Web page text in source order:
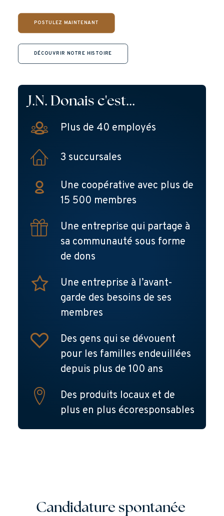
POSTULEZ MAINTENANT
DÉCOUVRIR NOTRE HISTOIRE
J.N. Donais c'est...
Plus de 40 employés
3 succursales
Une coopérative avec plus de
15 500 membres
Une entreprise qui partage à
sa communauté sous forme
de dons
Une entreprise à l’avant-
garde des besoins de ses
membres
Des gens qui se dévouent
pour les familles endeuillées
depuis plus de 100 ans
Des produits locaux et de
plus en plus écoresponsables
Candidature spontanée